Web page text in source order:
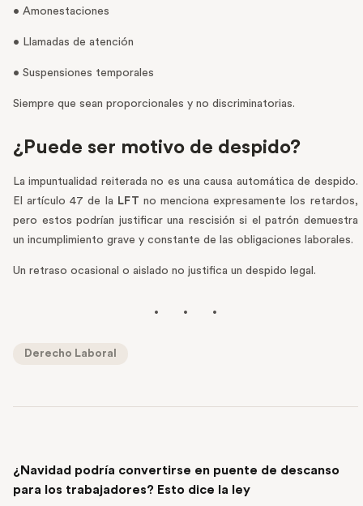
• Amonestaciones
• Llamadas de atención
• Suspensiones temporales
Siempre que sean proporcionales y no discriminatorias.
¿Puede ser motivo de despido?
La impuntualidad reiterada no es una causa automática de despido.
El artículo 47 de la
LFT no menciona expresamente los retardos,
pero estos podrían justificar una rescisión si el patrón demuestra
un incumplimiento grave y constante de las obligaciones laborales.
Un retraso ocasional o aislado no justifica un despido legal.
Derecho Laboral
¿Navidad podría convertirse en puente de descanso
para los trabajadores? Esto dice la ley